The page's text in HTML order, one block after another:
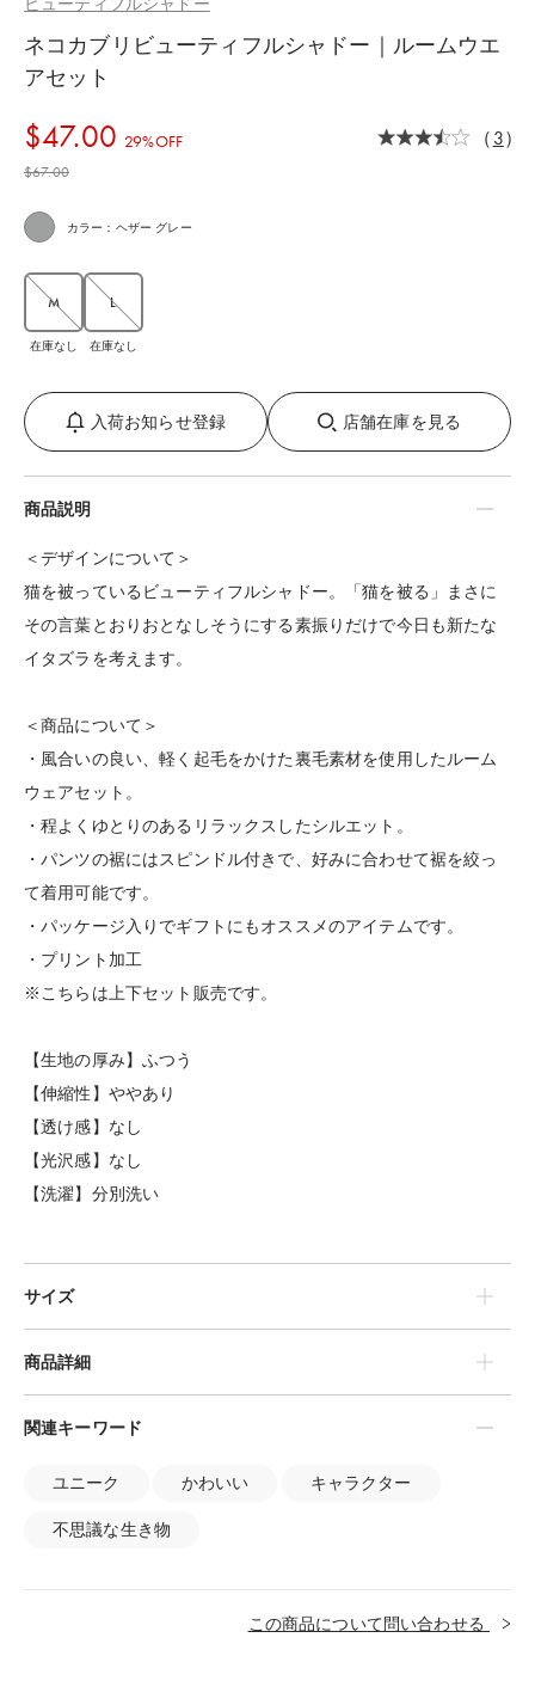
ネコカブリビューティフルシャドー｜ルームウエ
アセット
$‌47.00 29%OFF （3）
$‌67.00
カラー：ヘザー グレー
M
在庫なし
L
在庫なし
入荷お知らせ登録 店舗在庫を見る
商品説明
＜デザインについて＞
猫を被っているビューティフルシャドー。「猫を被る」まさに
その言葉とおりおとなしそうにする素振りだけで今日も新たな
イタズラを考えます。
＜商品について＞
・風合いの良い、軽く起毛をかけた裏毛素材を使用したルーム
ウェアセット。
・程よくゆとりのあるリラックスしたシルエット。
・パンツの裾にはスピンドル付きで、好みに合わせて裾を絞っ
て着用可能です。
・パッケージ入りでギフトにもオススメのアイテムです。
・プリント加工
※こちらは上下セット販売です。
【生地の厚み】ふつう
【伸縮性】ややあり
【透け感】なし
【光沢感】なし
【洗濯】分別洗い
サイズ
商品詳細
関連キーワード
ユニーク かわいい キャラクター
不思議な生き物
この商品について問い合わせる